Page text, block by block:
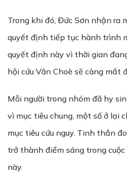
Trong khi đó, Đức Sơn nhận ra
quyết định tiếp tục hành trình
quyết định này vì thời gian
hội cứu Vân Choè sẽ càng mất
Mỗi người trong nhóm đã hy
vì mục tiêu chung, một số ở lại
mục tiêu cứu nguy. Tinh thần
trở thành điểm sáng trong
này.